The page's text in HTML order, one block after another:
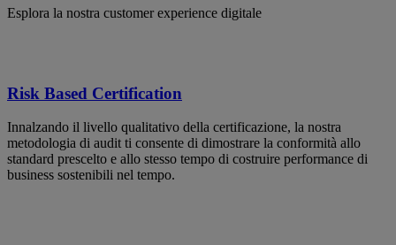
Esplora la nostra customer experience digitale
Risk Based Certification
Innalzando il livello qualitativo della certificazione, la nostra
metodologia di audit ti consente di dimostrare la conformità allo
standard prescelto e allo stesso tempo di costruire performance di
business sostenibili nel tempo.